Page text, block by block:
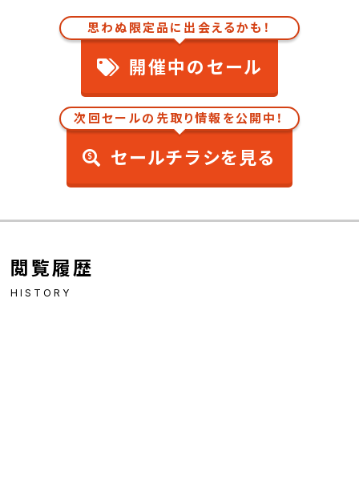
思わぬ限定品に出会えるかも！
開催中のセール
次回セールの先取り情報を公開中！
セールチラシを見る
閲覧履歴
HISTORY